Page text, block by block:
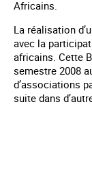
Africains.
La réalisation
avec la
africains. Cette
semestre 2008
d’associations
suite dans